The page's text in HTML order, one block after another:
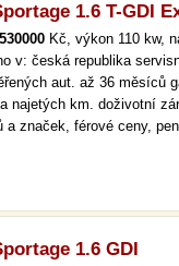
1.6 T-GDI
530000 Kč, výkon 110 kw,
v: česká republika
aut. až 36 měsíců
najetých km. doživotní
a značek, férové ceny,
stav vozu, kontrola
1.6 GDI